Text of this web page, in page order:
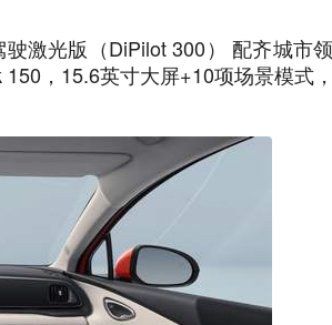
激光版（DiPilot 300） 配齐城市
，15.6英寸大屏+10项场景模式